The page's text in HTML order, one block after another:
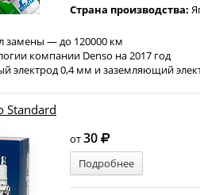
Страна производства:
замены — до 120000 км
компании Denso на 2017 год
электрод 0,4 мм и заземляющий
Standard
от30
Подробнее